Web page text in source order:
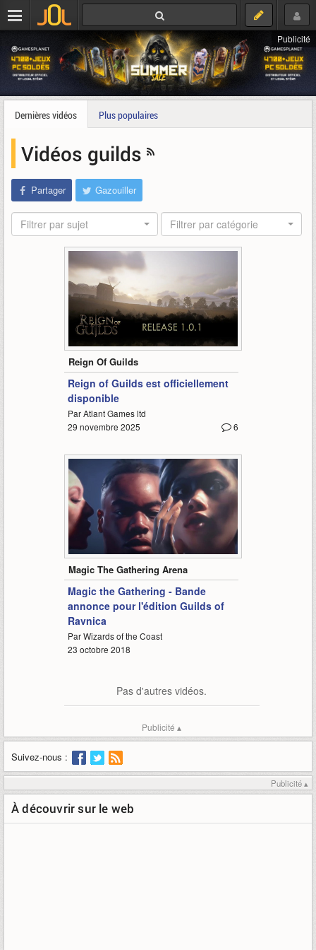
Publicité
Dernières vidéos Plus populaires
Vidéos guilds
Partager Gazouiller
Filtrer par sujet Filtrer par catégorie
Reign Of Guilds
Reign of Guilds est officiellement
disponible
Par Atlant Games ltd
6
29 novembre 2025
0:57
Magic The Gathering Arena
Magic the Gathering - Bande
annonce pour l'édition Guilds of
Ravnica
Par Wizards of the Coast
23 octobre 2018
Pas d'autres vidéos.
Publicité ▴
Suivez-nous :
Publicité ▴
À découvrir sur le web